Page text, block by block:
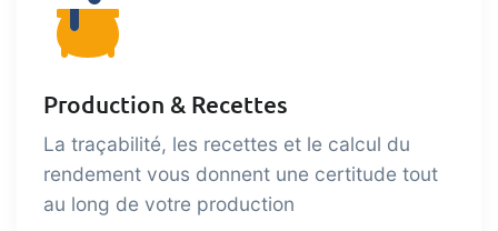
Production & Recettes
La traçabilité, les recettes et le calcul du
rendement vous donnent une certitude tout
au long de votre production